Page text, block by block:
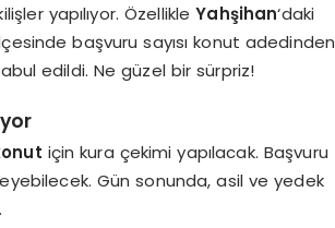
yapılıyor. ÖzellikleYahşihan‘daki
başvuru sayısı konut adedinden
edildi. Ne güzel bir sürpriz!
için kura çekimi yapılacak. Başvuru
Gün sonunda, asil ve yedek